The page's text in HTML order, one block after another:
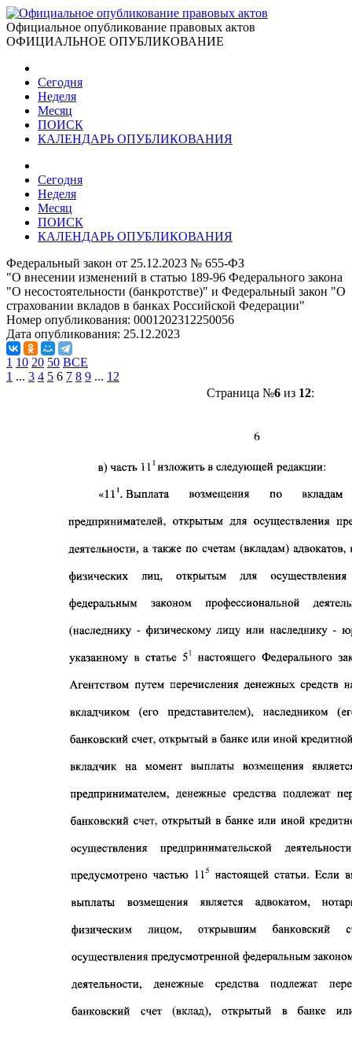
Официальное опубликование правовых актов
ОФИЦИАЛЬНОЕ ОПУБЛИКОВАНИЕ
Сегодня
Неделя
Месяц
ПОИСК
КАЛЕНДАРЬ ОПУБЛИКОВАНИЯ
Сегодня
Неделя
Месяц
ПОИСК
КАЛЕНДАРЬ ОПУБЛИКОВАНИЯ
Федеральный закон от 25.12.2023 № 655-ФЗ
"О внесении изменений в статью 189-96 Федерального закона
"О несостоятельности (банкротстве)" и Федеральный закон "О
страховании вкладов в банках Российской Федерации"
Номер опубликования: 0001202312250056
Дата опубликования: 25.12.2023
1 10 20 50 ВСЕ
1 ... 3 4 5 6 7 8 9 ... 12
Страница №6из 12: